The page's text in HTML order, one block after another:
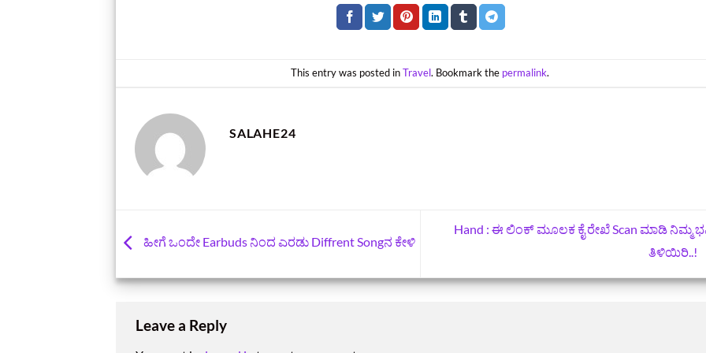
This entry was posted inTravel. Bookmark the permalink.
SALAHE24
ಹೀಗೆ ಒಂದೇ Earbuds ನಿಂದ ಎರಡು Diffrent Songನ ಕೇಳಿ
Hand : ಈ ಲಿಂಕ್‌ ಮೂಲಕ ಕೈ ರೇಖೆ Scan ಮಾಡಿ ನಿಮ್ಮ
ತಿಳಿಯಿರಿ..!
Leave a Reply